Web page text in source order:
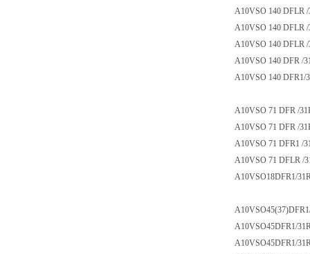
A10VSO 140 DFLR /
A10VSO 140 DFLR
A10VSO 140 DFLR
A10VSO 140 DFR /
A10VSO 140 DFR1/
A10VSO 71 DFR /
A10VSO 71 DFR /
A10VSO 71 DFR1 /
A10VSO 71 DFLR /
A10VSO18DFR1/
A10VSO45DFR1/
A10VSO45DFR1/